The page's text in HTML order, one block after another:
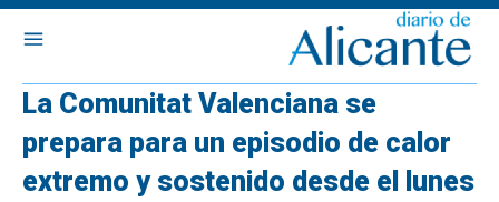
La Comunitat Valenciana se
prepara para un episodio de calor
extremo y sostenido desde el lunes